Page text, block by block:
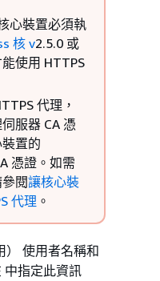
心裝置必須執
核 v2.5.0 或
使用 HTTPS
代理，
服器 CA 憑
置的
憑證。如需
閱讓核心裝
代理 。
） 使用者名稱和
中指定此資訊